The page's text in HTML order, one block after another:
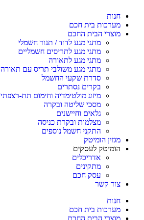
חנות
מערכות בית חכם
מוצרי הבית החכם
מתגי מגע לדוד / תנור חשמלי
מתגי מגע לתריסים חשמליים
מתגי מגע לתאורה
מתגי מגע משולבי תריס עם תאורה
סדרת שקעי החשמל
בקרים נסתרים
מיזוג מולטימדיה וחימום תת-רצפתי
מסכי שליטה ובקרה
גלאים וחיישנים
מצלמות ובקרת כניסה
התקני חשמל נוספים
מגזין הומיטק
הומיטק לעסקים
אדריכלים
מתקינים
עסק חכם
צור קשר
חנות
מערכות בית חכם
מוצרי הבית החכם